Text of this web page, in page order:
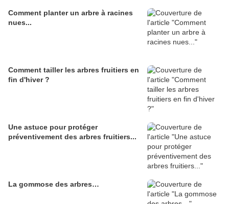
Comment planter un arbre à racines
nues...
Comment tailler les arbres fruitiers en
fin d'hiver ?
Une astuce pour protéger
préventivement des arbres fruitiers...
La gommose des arbres…